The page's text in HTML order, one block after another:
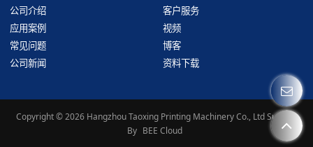
公司介绍
应用案例
常见问题
公司新闻
客户服务
视频
博客
资料下载
Copyright © 2026 Hangzhou Taoxing Printing Machinery Co., LtdSupport
By BEE Cloud